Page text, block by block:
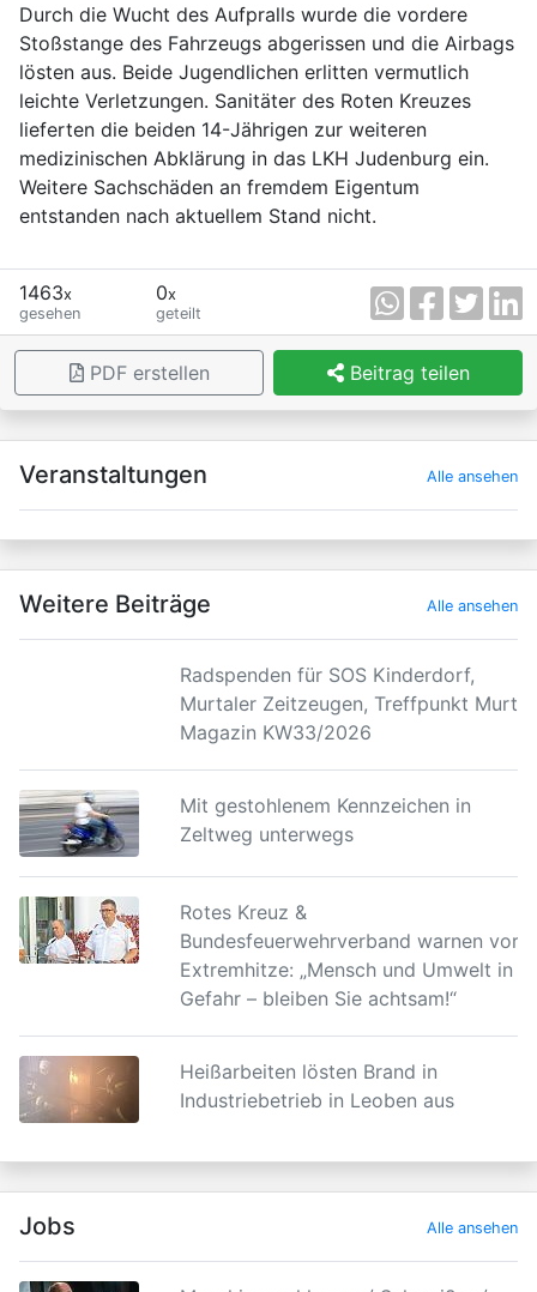
Durch die Wucht des Aufpralls wurde die vordere
Stoßstange des Fahrzeugs abgerissen und die Airbags
lösten aus. Beide Jugendlichen erlitten vermutlich
leichte Verletzungen. Sanitäter des Roten Kreuzes
lieferten die beiden 14-Jährigen zur weiteren
medizinischen Abklärung in das LKH Judenburg ein.
Weitere Sachschäden an fremdem Eigentum
entstanden nach aktuellem Stand nicht.
1463x
gesehen
0x
geteilt
PDF erstellen Beitrag teilen
×
Veranstaltungen Alle ansehen
Weitere Beiträge Alle ansehen
Radspenden für SOS Kinderdorf,
Murtaler Zeitzeugen, Treffpunkt Murtal
Magazin KW33/2026
Mit gestohlenem Kennzeichen in
Zeltweg unterwegs
Rotes Kreuz &
Bundesfeuerwehrverband warnen vor
Extremhitze: „Mensch und Umwelt in
Gefahr – bleiben Sie achtsam!“
Heißarbeiten lösten Brand in
Industriebetrieb in Leoben aus
Jobs Alle ansehen